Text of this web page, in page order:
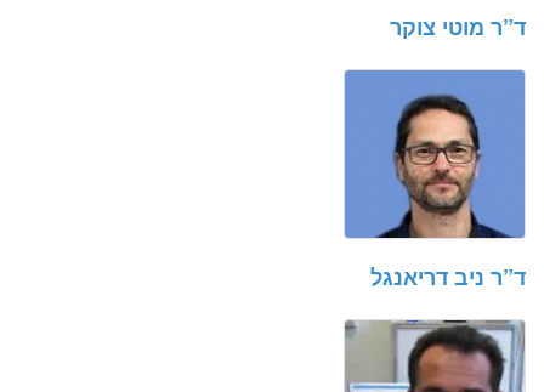
ד”ר מוטי צוקר
ד”ר ניב דריאנגל